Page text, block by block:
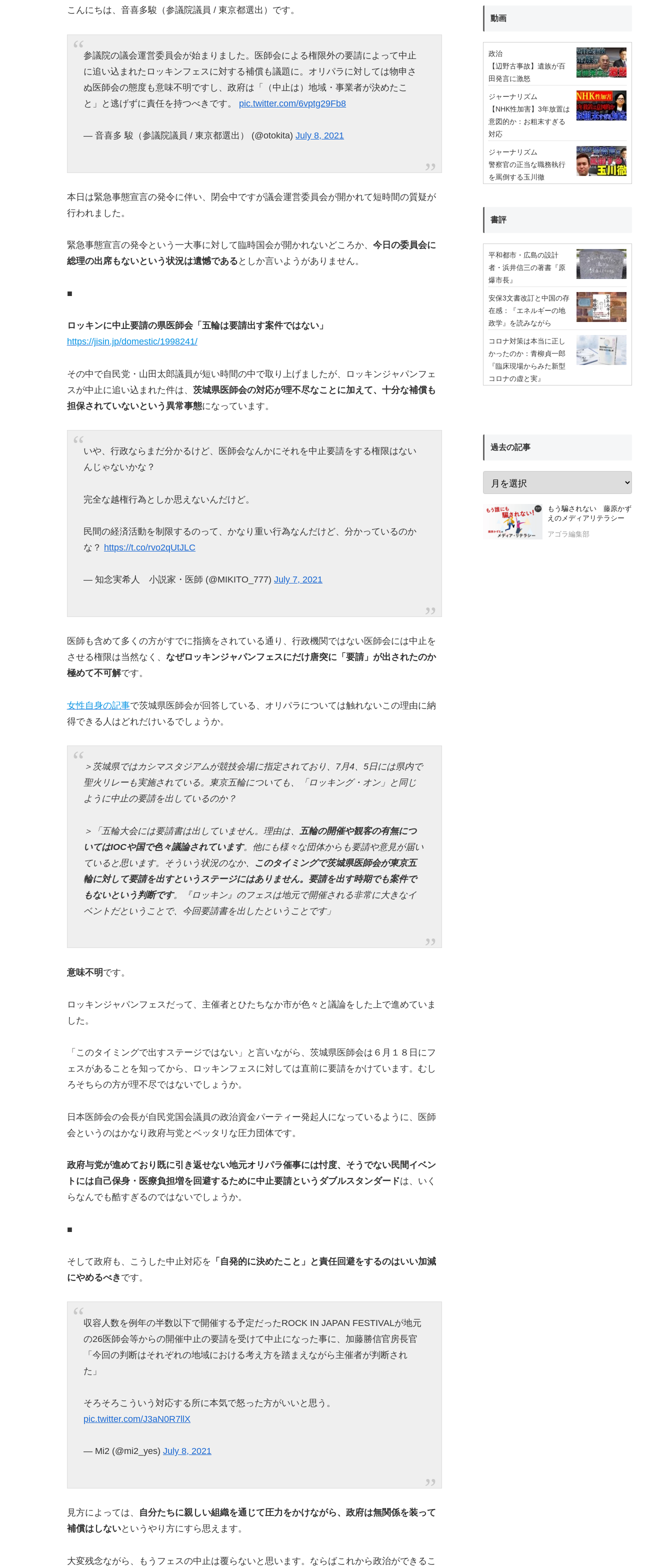
こんにちは、音喜多駿（参議院議員 / 東京都選出）です。
参議院の議会運営委員会が始まりました。医師会による権限外の要請によって中止
に追い込まれたロッキンフェスに対する補償も議題に。オリパラに対しては物申さ
ぬ医師会の態度も意味不明ですし、政府は「（中止は）地域・事業者が決めたこ
と」と逃げずに責任を持つべきです。 pic.twitter.com/6vptg29Fb8
— 音喜多 駿（参議院議員 / 東京都選出） (@otokita)July 8, 2021
本日は緊急事態宣言の発令に伴い、閉会中ですが議会運営委員会が開かれて短時間の質疑が
行われました。
緊急事態宣言の発令という一大事に対して臨時国会が開かれないどころか、 今日の委員会に
総理の出席もないという状況は遺憾である としか言いようがありません。
■
ロッキンに中止要請の県医師会「五輪は要請出す案件ではない」
https://jisin.jp/domestic/1998241/
その中で自民党・山田太郎議員が短い時間の中で取り上げましたが、ロッキンジャパンフェ
スが中止に追い込まれた件は、 茨城県医師会の対応が理不尽なことに加えて、十分な補償も
担保されていないという異常事態になっています。
いや、行政ならまだ分かるけど、医師会なんかにそれを中止要請をする権限はない
んじゃないかな？
完全な越権行為としか思えないんだけど。
民間の経済活動を制限するのって、かなり重い行為なんだけど、分かっているのか
な？ https://t.co/rvo2qUtJLC
— 知念実希人 小説家・医師 (@MIKITO_777)July 7, 2021
医師も含めて多くの方がすでに指摘をされている通り、行政機関ではない医師会には中止を
させる権限は当然なく、 なぜロッキンジャパンフェスにだけ唐突に「要請」が出されたのか
極めて不可解です。
女性自身の記事で茨城県医師会が回答している、オリパラについては触れないこの理由に納
得できる人はどれだけいるでしょうか。
＞茨城県ではカシマスタジアムが競技会場に指定されており、7月4、5日には県内で
聖火リレーも実施されている。東京五輪についても、「ロッキング・オン」と同じ
ように中止の要請を出しているのか？
＞「五輪大会には要請書は出していません。理由は、
五輪の開催や観客の有無につ
いてはIOCや国で色々議論されています。他にも様々な団体からも要請や意見が届い
ていると思います。そういう状況のなか、 このタイミングで茨城県医師会が東京五
輪に対して要請を出すというステージにはありません。要請を出す時期でも案件で
もないという判断です。『ロッキン』のフェスは地元で開催される非常に大きなイ
ベントだということで、今回要請書を出したということです」
意味不明 です。
ロッキンジャパンフェスだって、主催者とひたちなか市が色々と議論をした上で進めていま
した。
「このタイミングで出すステージではない」と言いながら、茨城県医師会は６月１８日にフ
ェスがあることを知ってから、ロッキンフェスに対しては直前に要請をかけています。むし
ろそちらの方が理不尽ではないでしょうか。
日本医師会の会長が自民党国会議員の政治資金パーティー発起人になっているように、医師
会というのはかなり政府与党とベッタリな圧力団体です。
政府与党が進めており既に引き返せない地元オリパラ催事には忖度、そうでない民間イベン
トには自己保身・医療負担増を回避するために中止要請というダブルスタンダードは、いく
らなんでも酷すぎるのではないでしょうか。
■
そして政府も、こうした中止対応を 「自発的に決めたこと」と責任回避をするのはいい加減
にやめるべき です。
収容人数を例年の半数以下で開催する予定だったROCK IN JAPAN FESTIVALが地元
の26医師会等からの開催中止の要請を受けて中止になった事に、加藤勝信官房長官
「今回の判断はそれぞれの地域における考え方を踏まえながら主催者が判断され
た」
そろそろこういう対応する所に本気で怒った方がいいと思う。
pic.twitter.com/J3aN0R7llX
— Mi2 (@mi2_yes)July 8, 2021
見方によっては、
自分たちに親しい組織を通じて圧力をかけながら、政府は無関係を装って
補償はしないというやり方にすら思えます。
大変残念ながら、もうフェスの中止は覆らないと思います。ならばこれから政治ができるこ
動画
政治
【辺野古事故】遺族が百
田発言に激怒
ジャーナリズム
【NHK性加害】3年放置は
意図的か：お粗末すぎる
対応
ジャーナリズム
警察官の正当な職務執行
を罵倒する玉川徹
書評
平和都市・広島の設計
者・浜井信三の著書『原
爆市長』
安保3文書改訂と中国の存
在感：『エネルギーの地
政学』を読みながら
コロナ対策は本当に正し
かったのか：青柳貞一郎
『臨床現場からみた新型
コロナの虚と実』
過去の記事
もう騙されない 藤原かず
えのメディアリテラシー
アゴラ編集部